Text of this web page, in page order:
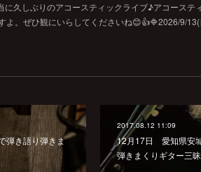
久しぶりのアコースティックライブ♪アコーステ
よ。ぜひ観にいらしてくださいね😊👍🔷2026/9/
弾き語り弾きま
2017.08.12 11:09
12月17日 愛知県安
弾きまくりギター三